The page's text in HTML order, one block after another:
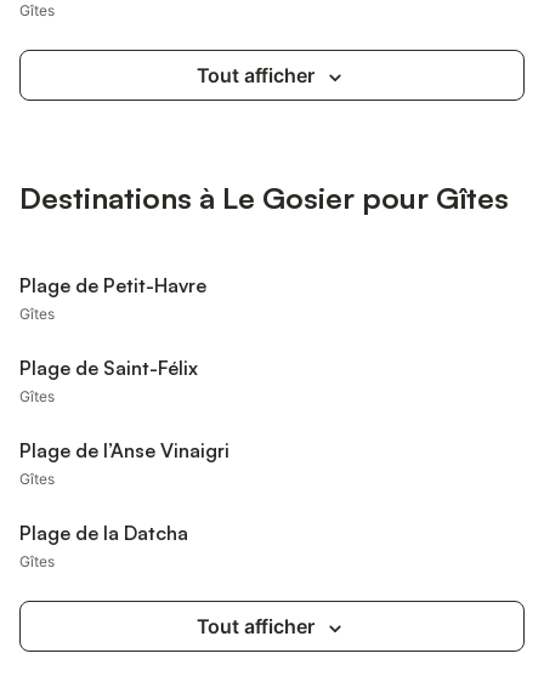
Gîtes
Tout afficher
Destinations à Le Gosier pour Gîtes
Plage de Petit-Havre
Gîtes
Plage de Saint-Félix
Gîtes
Plage de l’Anse Vinaigri
Gîtes
Plage de la Datcha
Gîtes
Tout afficher